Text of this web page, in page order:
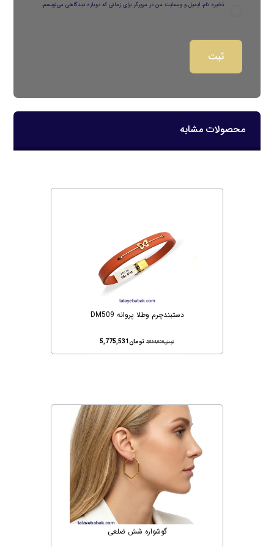
ذخیره نام، ایمیل و وبسایت من در مرورگر برای زمانی که دوباره دیدگاهی می‌نویسم.
محصولات مشابه
دستبندچرم وطلا پروانه DM509
تومان5,894,000 تومان5,775,531
گوشواره شش ضلعی